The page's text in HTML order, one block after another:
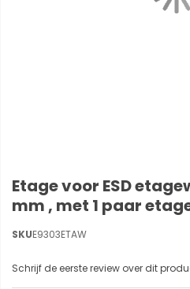
Etage voor ESD
mm , met 1 paar
SKUE9303ETAW
Schrijf de eerste review over dit